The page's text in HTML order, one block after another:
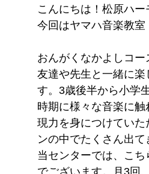
こんにちは！松原ハ
今回はヤマハ音楽教
おんがくなかよしコ
友達や先生と一緒に
す。3歳後半から小学
時期に様々な音楽に
現力を身につけてい
ンの中でたくさん出て
当センターでは、こ
でございます。月3回